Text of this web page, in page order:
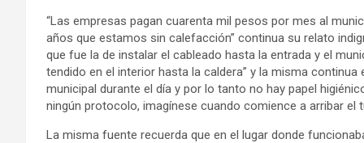
“Las empresas pagan cuarenta mil pesos por mes al
años que estamos sin calefacción” continua su relato
que fue la de instalar el cableado hasta la entrada y el
tendido en el interior hasta la caldera” y la misma
municipal durante el día y por lo tanto no hay papel
ningún protocolo, imagínese cuando comience a arribar el
La misma fuente recuerda que en el lugar donde